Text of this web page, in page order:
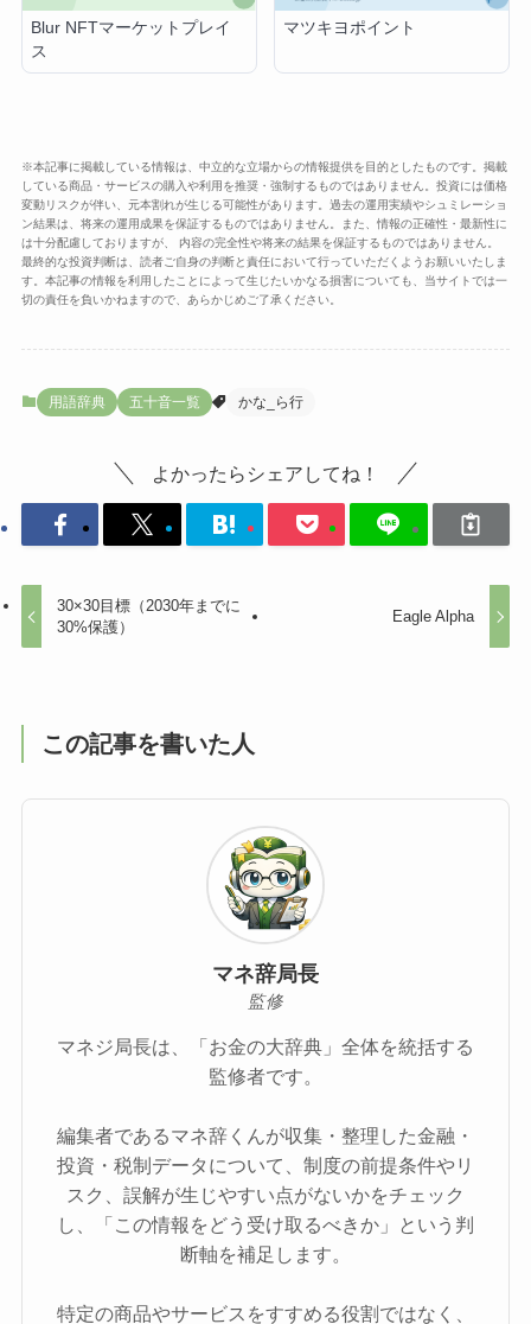
Blur NFTマーケットプレイ
ス
マツキヨポイント
※本記事に掲載している情報は、中立的な立場からの情報提供を目的としたものです。掲載
している商品・サービスの購入や利用を推奨・強制するものではありません。投資には価格
変動リスクが伴い、元本割れが生じる可能性があります。過去の運用実績やシュミレーショ
ン結果は、将来の運用成果を保証するものではありません。また、情報の正確性・最新性に
は十分配慮しておりますが、 内容の完全性や将来の結果を保証するものではありません。
最終的な投資判断は、読者ご自身の判断と責任において行っていただくようお願いいたしま
す。本記事の情報を利用したことによって生じたいかなる損害についても、当サイトでは一
切の責任を負いかねますので、あらかじめご了承ください。
用語辞典 五十音一覧 かな_ら行
よかったらシェアしてね！
30×30目標（2030年までに
30%保護）
Eagle Alpha
この記事を書いた人
マネ辞局長
監修
マネジ局長は、「お金の大辞典」全体を統括する
監修者です。
編集者であるマネ辞くんが収集・整理した金融・
投資・税制データについて、制度の前提条件やリ
スク、誤解が生じやすい点がないかをチェック
し、「この情報をどう受け取るべきか」という判
断軸を補足します。
特定の商品やサービスをすすめる役割ではなく、